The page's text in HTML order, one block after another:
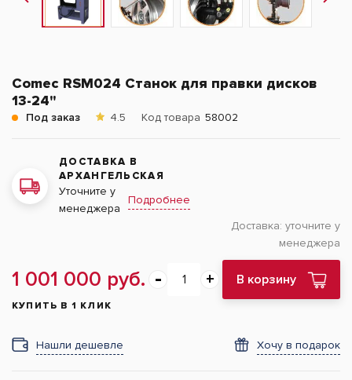
Comec RSM024 Станок для правки дисков
13-24"
Под заказ 4.5 Код товара 58002
ДОСТАВКА В
АРХАНГЕЛЬСКАЯ
Уточните у
менеджера
Подробнее
Доставка: уточните у
менеджера
1 001 000 руб. В корзину
КУПИТЬ В 1 КЛИК
Нашли дешевле Хочу в подарок